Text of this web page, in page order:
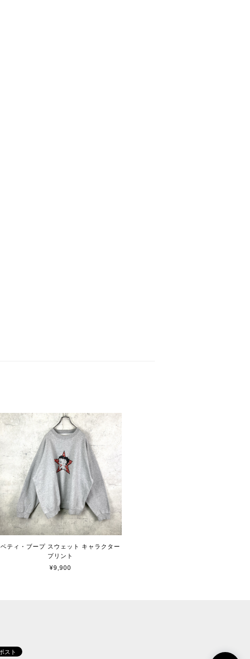
ベティ・ブープ スウェット キャラクター
プリント
¥9,900